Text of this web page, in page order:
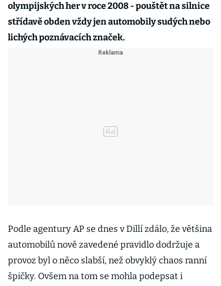
olympijských her v roce 2008 - pouštět na silnice
střídavě obden vždy jen automobily sudých nebo
lichých poznávacích značek.
Podle agentury AP se dnes v Dillí zdálo, že většina
automobilů nově zavedené pravidlo dodržuje a
provoz byl o něco slabší, než obvyklý chaos ranní
špičky. Ovšem na tom se mohla podepsat i